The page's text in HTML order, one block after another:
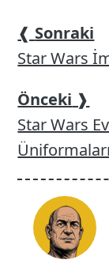
❰ Sonraki
Star Wars
Önceki ❱
Star Wars